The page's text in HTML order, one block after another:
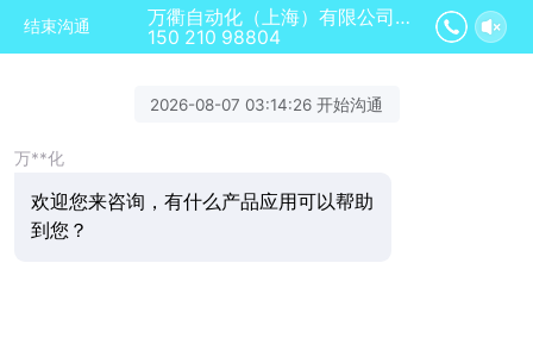
结束沟通
万衢自动化（上海）有限公司正在为您服务
150 210 98804
2026-08-07 03:14:26 开始沟通
万**化
欢迎您来咨询，有什么产品应用可以帮助
到您？